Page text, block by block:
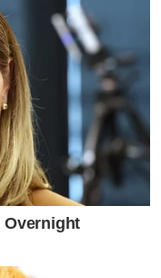
ทั้งน้ำตา!!
กในอดีต
ปได้ อยาก
ก่า
Overnight